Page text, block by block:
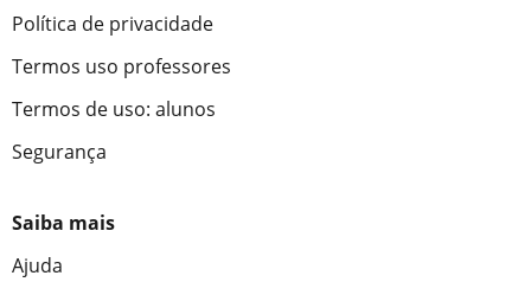
Política de privacidade
Termos uso professores
Termos de uso: alunos
Segurança
Saiba mais
Ajuda